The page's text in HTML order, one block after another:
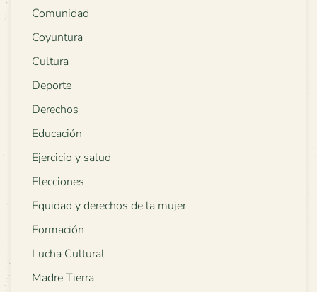
Comunidad
Coyuntura
Cultura
Deporte
Derechos
Educación
Ejercicio y salud
Elecciones
Equidad y derechos de la mujer
Formación
Lucha Cultural
Madre Tierra